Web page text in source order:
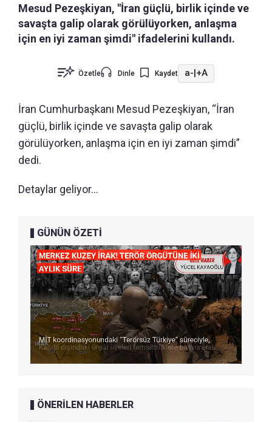
Mesud Pezeşkiyan, "İran güçlü, birlik içinde ve
savaşta galip olarak görülüyorken, anlaşma
için en iyi zaman şimdi" ifadelerini kullandı.
Özetle Dinle Kaydet a-|+A
İran Cumhurbaşkanı Mesud Pezeşkiyan, “İran
güçlü, birlik içinde ve savaşta galip olarak
görülüyorken, anlaşma için en iyi zaman şimdi”
dedi.
Detaylar geliyor...
GÜNÜN ÖZETİ
ÖNERİLEN HABERLER